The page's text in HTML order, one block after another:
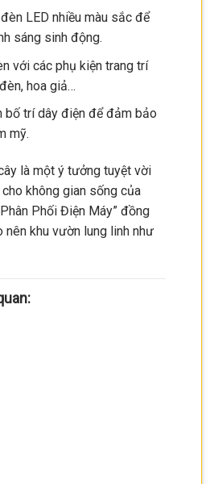
LED nhiều màu sắc để
sáng sinh động.
với các phụ kiện trang trí
hoa giả…
bố trí dây điện để đảm bảo
mỹ.
là một ý tưởng tuyệt vời
không gian sống của
Phối Điện Máy” đồng
nên khu vườn lung linh như